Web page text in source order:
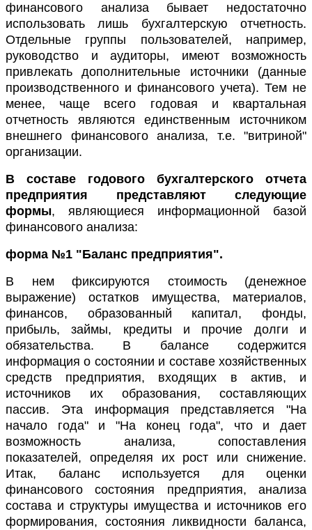
финансового анализа бывает недостаточно
использовать лишь бухгалтерскую отчетность.
Отдельные группы пользователей, например,
руководство и аудиторы, имеют возможность
привлекать дополнительные источники (данные
производственного и финансового учета). Тем не
менее, чаще всего годовая и квартальная
отчетность являются единственным источником
внешнего финансового анализа, т.е. "витриной"
организации.
В составе годового бухгалтерского отчета
предприятия представляют следующие
формы, являющиеся информационной базой
финансового анализа:
форма №1 "Баланс предприятия".
В нем фиксируются стоимость (денежное
выражение) остатков имущества, материалов,
финансов, образованный капитал, фонды,
прибыль, займы, кредиты и прочие долги и
обязательства. В балансе содержится
информация о состоянии и составе хозяйственных
средств предприятия, входящих в актив, и
источников их образования, составляющих
пассив. Эта информация представляется "На
начало года" и "На конец года", что и дает
возможность анализа, сопоставления
показателей, определяя их рост или снижение.
Итак, баланс используется для оценки
финансового состояния предприятия, анализа
состава и структуры имущества и источников его
формирования, состояния ликвидности баланса,